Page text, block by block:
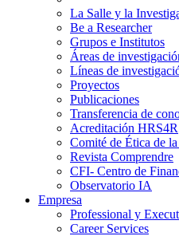
La Salle y la
Be a Researcher
Grupos e Institutos
Áreas de
Líneas de
Proyectos
Publicaciones
Transferencia de
Acreditación HRS4R
Comité de Ética de
Revista Comprendre
CFI- Centro de
Observatorio IA
Empresa
Professional y
Career Services